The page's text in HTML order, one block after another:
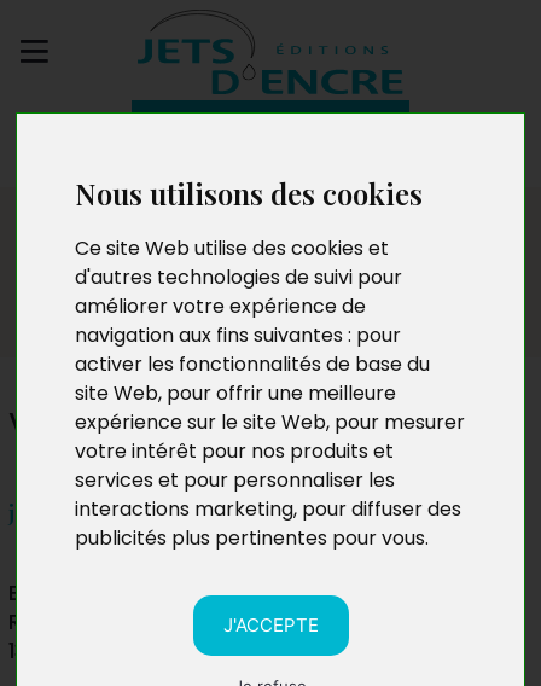
Nous utilisons des cookies
Ce site Web utilise des cookies et
d'autres technologies de suivi pour
améliorer votre expérience de
navigation aux fins suivantes : pour
activer les fonctionnalités de base du
site Web, pour offrir une meilleure
expérience sur le site Web, pour mesurer
votre intérêt pour nos produits et
services et pour personnaliser les
interactions marketing, pour diffuser des
publicités plus pertinentes pour vous.
J'ACCEPTE
Dédicaces
Valérie Winnykamien
jeudi 8 décembre 2022 à partir de 19h
Bibliothèque Communale Maurice Carême
Rue de l'Ermitage 65
1300 Wavre, Belgique